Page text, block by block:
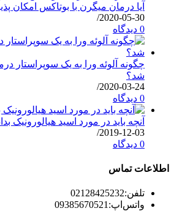
آیا درمان میگرن با بوتاکس امکان
2020-05-30
/
0 دیدگاه
چگونه آلوئه ورا به یک سوپراستار
شد؟
2020-03-24
/
0 دیدگاه
آنچه باید در مورد اسید هیالورونیک
2019-12-03
/
0 دیدگاه
اطلاعات تماس
تلفن:02128425232
واتس‌اپ: 09385670521